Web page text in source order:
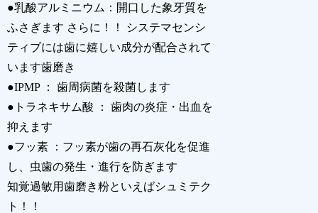
●乳酸アルミニウム：開口した象牙質を
ふさぎます さらに！！ システマセンシ
ティブには歯に嬉しい成分が配合されて
います歯磨き
●IPMP ： 歯周病菌を殺菌します
●トラネキサム酸 ： 歯肉の炎症・出血を
抑えます
●フッ素 ：フッ素が歯の再石灰化を促進
し、虫歯の発生・進行を防ぎます
知覚過敏用歯磨き粉といえばシュミテク
ト！！